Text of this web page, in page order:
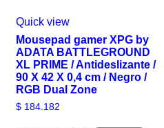
Quick view
Mousepad gamer XPG by
ADATA BATTLEGROUND
XL PRIME / Antideslizante /
90 X 42 X 0,4 cm / Negro /
RGB Dual Zone
$184.182